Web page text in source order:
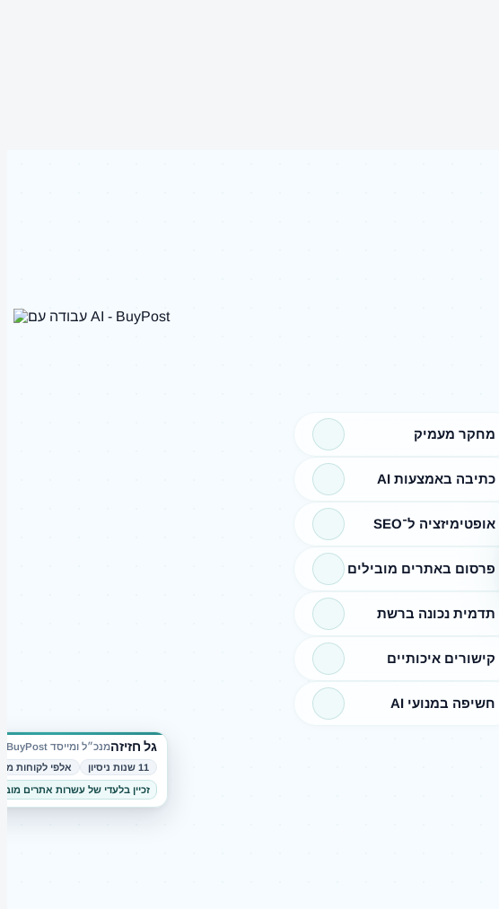
גל חזיזהמנכ״ל ומייסד BuyPost
11 שנות ניסיון
אלפי לקוחות
זכיין בלעדי של עשרות אתרים
מחקר מעמיק
כתיבה באמצעות AI
אופטימיזציה ל־SEO
פרסום באתרים מובילים
תדמית נכונה ברשת
קישורים איכותיים
חשיפה במנועי AI